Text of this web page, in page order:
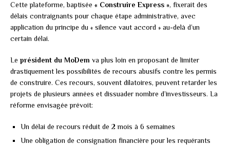
Cette plateforme, baptisée « Construire Express », fixerait des
délais contraignants pour chaque étape administrative, avec
application du principe du « silence vaut accord » au-delà d’un
certain délai.
Le président du MoDem va plus loin en proposant de limiter
drastiquement les possibilités de recours abusifs contre les permis
de construire. Ces recours, souvent dilatoires, peuvent retarder les
projets de plusieurs années et dissuader nombre d’investisseurs. La
réforme envisagée prévoit:
Un délai de recours réduit de 2 mois à 6 semaines
Une obligation de consignation financière pour les requérants